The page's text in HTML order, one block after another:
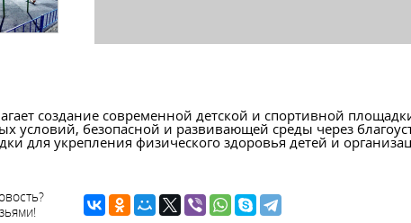
создание современной детской и спортивной
условий, безопасной и развивающей среды через
для укрепления физического здоровья детей и